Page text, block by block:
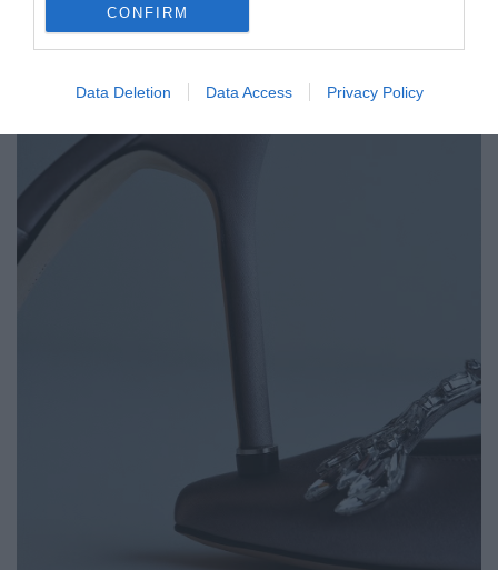
CONFIRM
Data Deletion Data Access Privacy Policy